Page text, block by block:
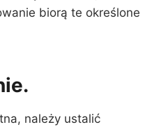
biorą te określone
należy ustalić